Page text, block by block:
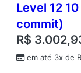
Level 12
commit)
R$
em até 3x de